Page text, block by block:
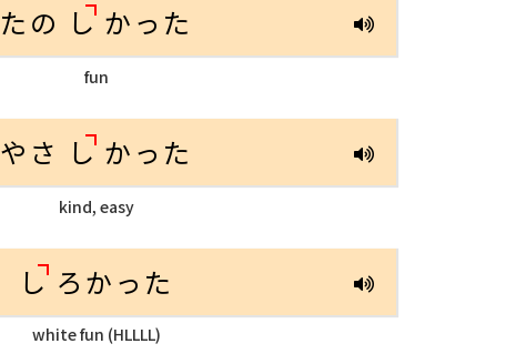
たの し かった
fun
やさ し かった
kind, easy
し ろかった
white fun (HLLLL)